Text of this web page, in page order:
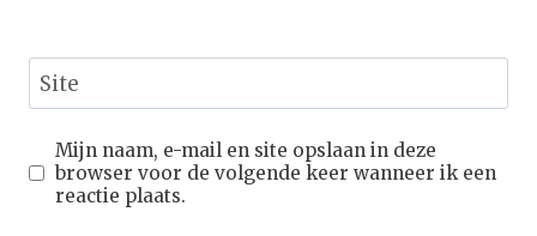
Site
Mijn naam, e-mail en site opslaan in deze
browser voor de volgende keer wanneer ik een
reactie plaats.